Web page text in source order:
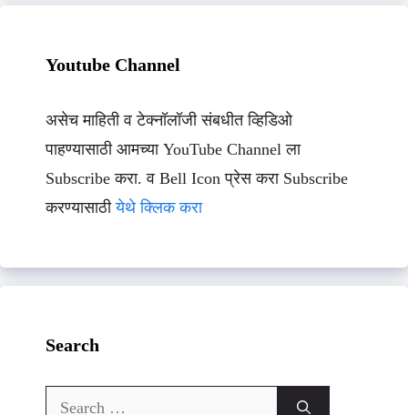
Youtube Channel
असेच माहिती व टेक्नॉलॉजी संबधीत व्हिडिओ
पाहण्यासाठी आमच्या YouTube Channel ला
Subscribe करा. व Bell Icon प्रेस करा Subscribe
करण्यासाठीयेथे क्लिक करा
Search
Search